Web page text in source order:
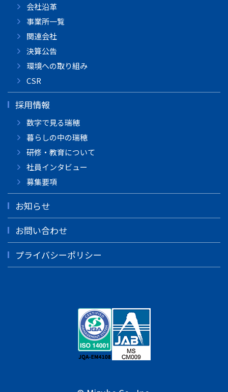
会社沿革
事業所一覧
関連会社
決算公告
環境への取り組み
CSR
採用情報
数字で見る瑞穂
暮らしの中の瑞穂
研修・教育について
社員インタビュー
募集要項
お知らせ
お問い合わせ
プライバシーポリシー